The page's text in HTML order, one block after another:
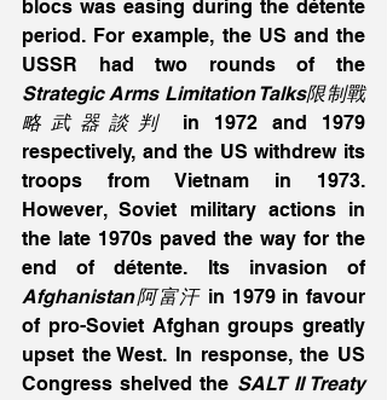
blocs was easing during the détente
period. For example, the US and the
USSR had two rounds of the
Strategic Arms Limitation Talks限制戰
略武器談判 in 1972 and 1979
respectively, and the US withdrew its
troops from Vietnam in 1973.
However, Soviet military actions in
the late 1970s paved the way for the
Afghanistan阿富汗 in 1979 in favour
of pro-Soviet Afghan groups greatly
upset the West. In response, the US
Congress shelved the SALT II Treaty